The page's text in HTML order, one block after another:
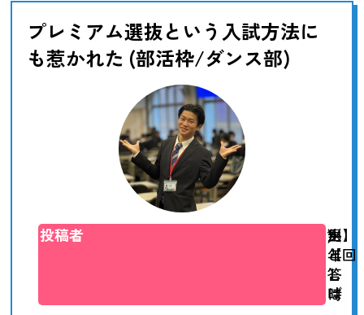
プレミアム選抜という入試方法に
も惹かれた (部活枠/ダンス部)
投稿者
か
と
し
ば
（
男
)
【回
答
時
1
年
生】